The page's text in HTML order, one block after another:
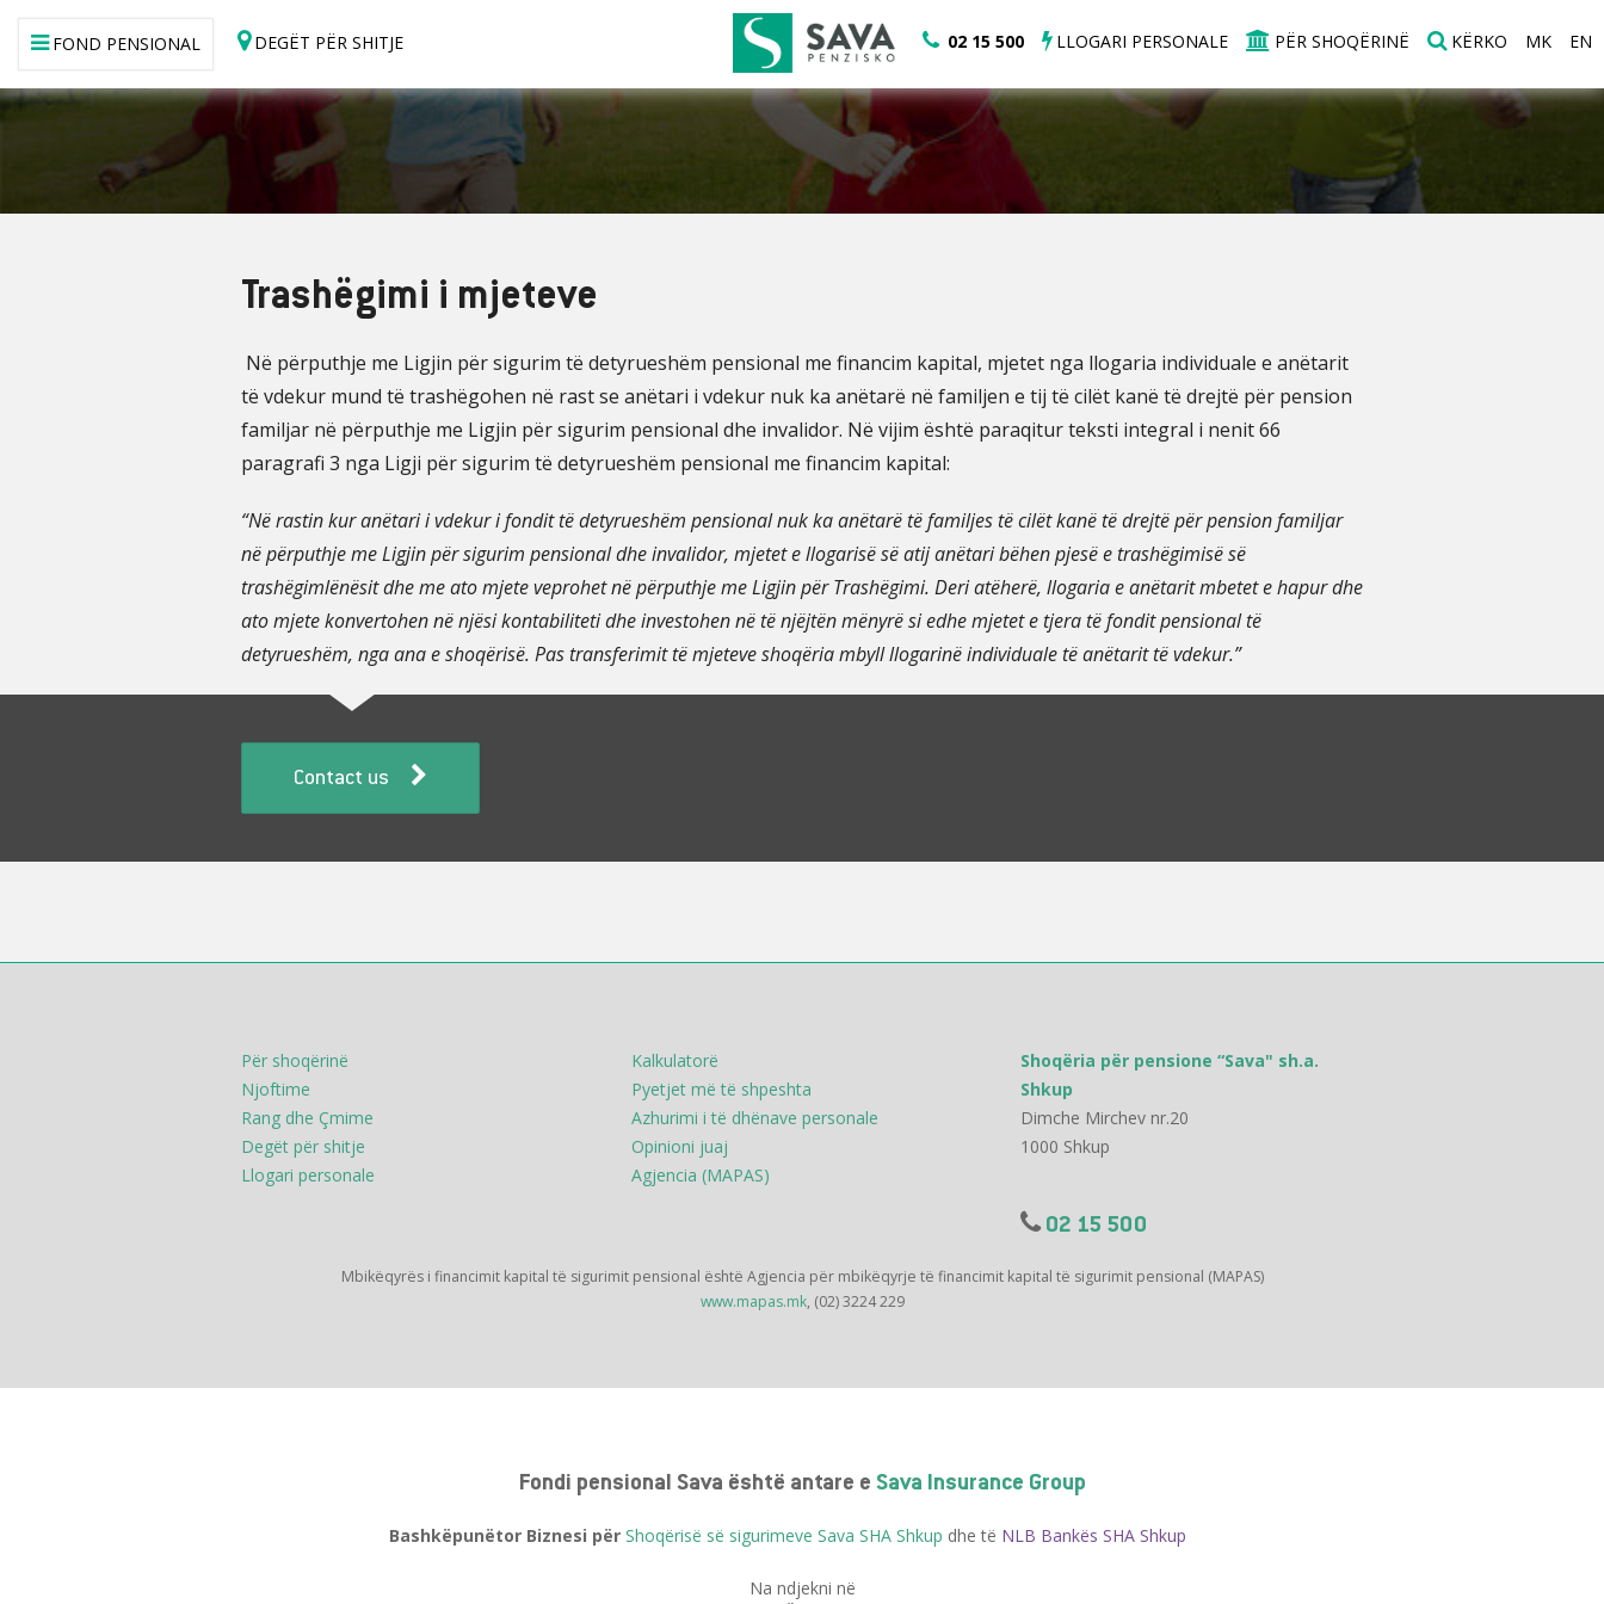
FOND PENSIONAL DEGËT PËR SHITJE 02 15 500 LLOGARI PERSONALE PËR SHOQËRINË KËRKO MK EN
Trashëgimi i mjeteve
Në përputhje me Ligjin për sigurim të detyrueshëm pensional me financim kapital, mjetet nga llogaria individuale e anëtarit
të vdekur mund të trashëgohen në rast se anëtari i vdekur nuk ka anëtarë në familjen e tij të cilët kanë të drejtë për pension
familjar në përputhje me Ligjin për sigurim pensional dhe invalidor. Në vijim është paraqitur teksti integral i nenit 66
paragrafi 3 nga Ligji për sigurim të detyrueshëm pensional me financim kapital:
“Në rastin kur anëtari i vdekur i fondit të detyrueshëm pensional nuk ka anëtarë të familjes të cilët kanë të drejtë për pension familjar
në përputhje me Ligjin për sigurim pensional dhe invalidor, mjetet e llogarisë së atij anëtari bëhen pjesë e trashëgimisë së
trashëgimlënësit dhe me ato mjete veprohet në përputhje me Ligjin për Trashëgimi. Deri atëherë, llogaria e anëtarit mbetet e hapur dhe
ato mjete konvertohen në njësi kontabiliteti dhe investohen në të njëjtën mënyrë si edhe mjetet e tjera të fondit pensional të
detyrueshëm, nga ana e shoqërisë. Pas transferimit të mjeteve shoqëria mbyll llogarinë individuale të anëtarit të vdekur.”
Contact us
Për shoqërinë
Njoftime
Rang dhe Çmime
Degët për shitje
Llogari personale
Kalkulatorë
Pyetjet më të shpeshta
Azhurimi i të dhënave personale
Opinioni juaj
Agjencia (MAPAS)
Shoqëria për pensione “Sava" sh.a.
Shkup
Dimche Mirchev nr.20
1000 Shkup
02 15 500
Mbikëqyrës i financimit kapital të sigurimit pensional është Agjencia për mbikëqyrje të financimit kapital të sigurimit pensional (MAPAS)
www.mapas.mk, (02) 3224 229
Fondi pensional Sava është antare e Sava Insurance Group
Bashkëpunëtor Biznesi për Shoqërisë së sigurimeve Sava SHA Shkup dhe të NLB Bankës SHA Shkup
Na ndjekni në